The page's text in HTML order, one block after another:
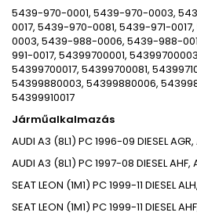
5439-970-0001, 5439-970-0003,
0017, 5439-970-0081, 5439-971-
0003, 5439-988-0006, 5439-988-
991-0017, 54399700001,
54399700017, 54399700081,
54399880003, 54399880006,
54399910017
Járműalkalmazás
AUDI A3 (8L1) PC1996-09 DIESELAGR,
AUDI A3 (8L1) PC1997-08 DIESELAHF,
SEATLEON (1M1) PC1999-11 DIESEL
SEATLEON (1M1) PC1999-11 DIESEL